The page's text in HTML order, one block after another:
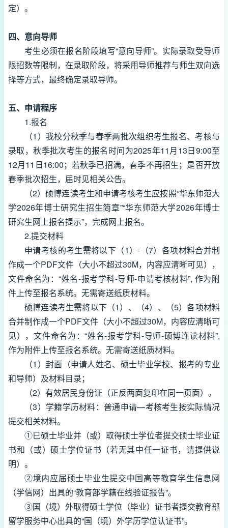
定）。
四、意向导师
考生必须在报名阶段填写“意向导师”。实际录取受导师
限招数等限制，在录取阶段，将采用导师推荐与师生双向选
择等方式，最终确定录取导师。
五、申请程序
1.报名
（1）我校分秋季与春季两批次组织考生报名、考核与
录取，秋季批次考生的报名时间为2025年11月13日9:00至
12月11日16:00；若秋季已招满，春季不再招生；是否开放
春季批次招生，届时见相关公告。
（2）硕博连读考生和申请考核考生应按照“华东师范大
学2026年博士研究生招生简章”“华东师范大学2026年博士
研究生网上报名提示”，完成网上报名。
2.提交材料
申请考核的考生需将以下（1）-（7）各项材料合并制
作成一个PDF文件（大小不超过30M，内容应清晰可见），
文件命名为：“姓名-报考学科-导师-申请考核材料”, 作为附
件上传至报名系统。无需寄送纸质材料。
硕博连读考生需将以下（1）、（4）、（5）各项材料
合并制作成一个PDF文件（大小不超过30M，内容应清晰可
见），文件命名为：“姓名-报考学科-导师-硕博连读材料”,
作为附件上传至报名系统。无需寄送纸质材料。
（1）封面（申请人姓名、硕士毕业学校、报考的专业
和导师）及材料目录；
（2）有效居民身份证（正反两面复印在同一页面）。
（3）学籍学历材料：普通申请—考核考生按实际情况
提交相关材料。
①已硕士毕业并（或）取得硕士学位者提交硕士毕业证
书和（或）硕士学位证书（若无其中任一证书，请提供说
明）。
②境内应届硕士毕业生提交中国高等教育学生信息网
（学信网）出具的“教育部学籍在线验证报告”。
③国（境）外取得硕士学位（毕业）证书者提交教育部
留学服务中心出具的“国（境）外学历学位认证书”。